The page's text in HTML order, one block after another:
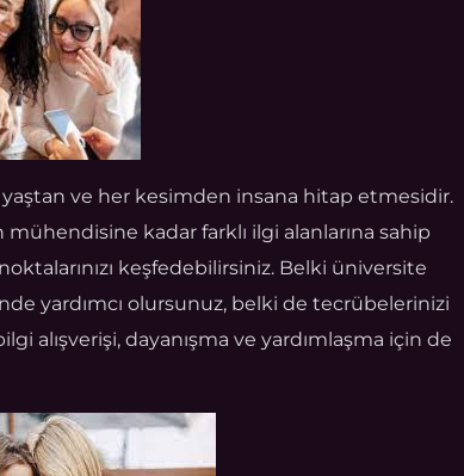
yaştan ve her kesimden insana hitap etmesidir.
kadar farklı ilgi alanlarına sahip
keşfedebilirsiniz. Belki üniversite
yardımcı olursunuz, belki de tecrübelerinizi
alışverişi, dayanışma ve yardımlaşma için de